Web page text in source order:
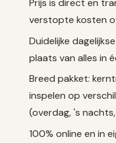
Prijs is direct en
verstopte kosten
Duidelijke
plaats van alles in
Breed pakket:
inspelen op
(overdag, 's
100% online en in